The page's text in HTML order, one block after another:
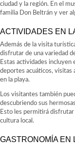
ciudad y la región. En el
familia Don Beltrán y ver
ACTIVIDADES EN
Además de la visita
disfrutar de una variedad
Estas actividades incluyen
deportes acuáticos, visitas
en la playa.
Los visitantes también
descubriendo sus
Esto les permitirá disfrutar
cultura local.
GASTRONOMÍA EN